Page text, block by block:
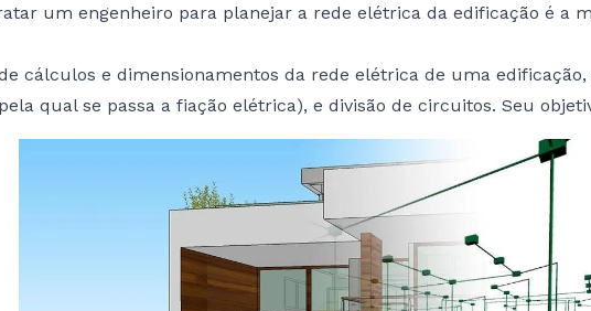
um engenheiro para planejar a rede elétrica da edificação é a
cálculos e dimensionamentos da rede elétrica de uma
qual se passa a fiação elétrica), e divisão de circuitos. Seu